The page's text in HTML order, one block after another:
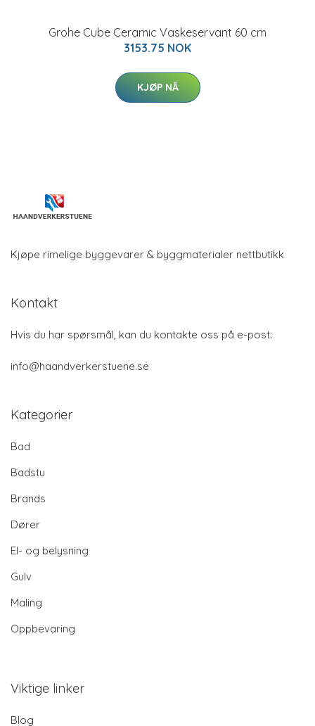
Grohe Cube Ceramic Vaskeservant 60 cm
3153.75 NOK
KJØP NÅ
Kjøpe rimelige byggevarer & byggmaterialer nettbutikk
Kontakt
Hvis du har spørsmål, kan du kontakte oss på e-post:
info@haandverkerstuene.se
Kategorier
Bad
Badstu
Brands
Dører
El- og belysning
Gulv
Maling
Oppbevaring
Viktige linker
Blog